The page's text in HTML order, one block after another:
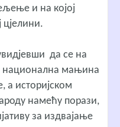
и на којој
цјелини.
да се на
национална мањина
а историјском
намећу порази,
за издвајање